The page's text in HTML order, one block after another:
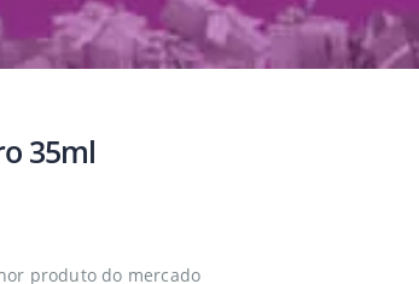
35ml
produto do mercado